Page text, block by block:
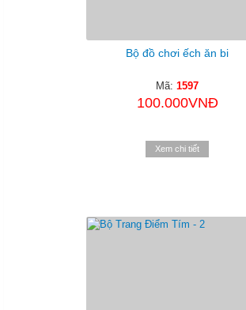
Bộ đồ chơi ếch ăn bi
Mã: 1597
100.000VNĐ
Xem chi tiết